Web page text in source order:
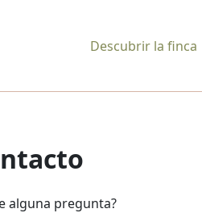
Descubrir la finca
alguna pregunta?